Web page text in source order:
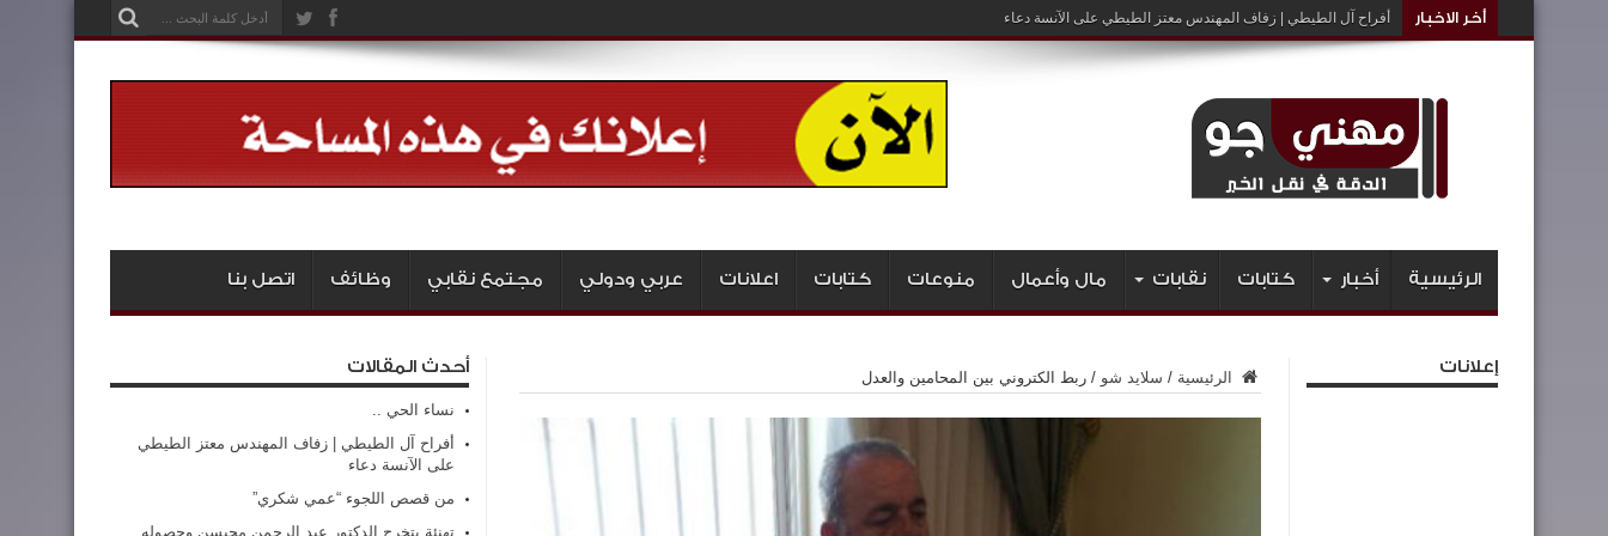
أخر الاخبار أفراح آل الطيطي | زفاف المهندس معتز الطيطي على الآنسة دعاء
الرئيسية أخبار كتابات نقابات مال وأعمال منوعات كتابات اعلانات عربي ودولي مجتمع نقابي وظائف اتصل بنا
الرئيسية / سلايد شو / ربط الكتروني بين المحامين والعدل
إعلانات أحدث المقالات
نساء الحي ..
أفراح آل الطيطي | زفاف المهندس معتز الطيطي
على الآنسة دعاء
من قصص اللجوء “عمي شكري”
تهنئة بتخرج الدكتور عبد الرحمن محيسن وحصوله